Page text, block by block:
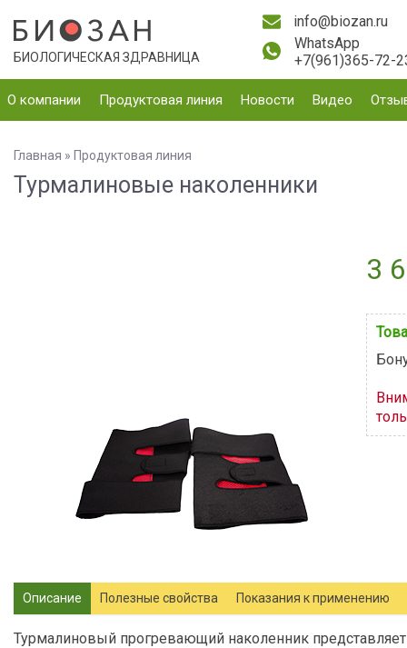
БИОЛОГИЧЕСКАЯ ЗДРАВНИЦА
info@biozan.ru
WhatsApp
+7(961)365-72-
О компании Продуктовая линия Новости Видео
Главная » Продуктовая линия
Турмалиновые наколенники
3
Описание Полезные свойства Показания к применению
Турмалиновый прогревающий наколенник